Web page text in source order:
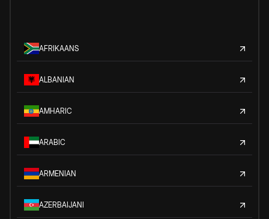
AFRIKAANS
ALBANIAN
AMHARIC
ARABIC
ARMENIAN
AZERBAIJANI